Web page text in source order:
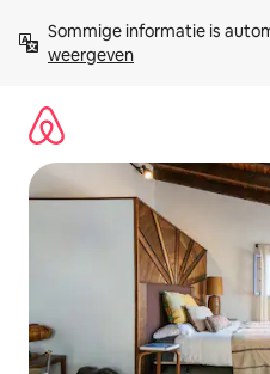
direct
naar
Sommige informatie is
weergeven